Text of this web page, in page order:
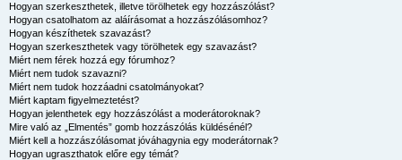
Hogyan szerkeszthetek, illetve törölhetek egy hozzászólást?
Hogyan csatolhatom az aláírásomat a hozzászólásomhoz?
Hogyan készíthetek szavazást?
Hogyan szerkeszthetek vagy törölhetek egy szavazást?
Miért nem férek hozzá egy fórumhoz?
Miért nem tudok szavazni?
Miért nem tudok hozzáadni csatolmányokat?
Miért kaptam figyelmeztetést?
Hogyan jelenthetek egy hozzászólást a moderátoroknak?
Mire való az „Elmentés” gomb hozzászólás küldésénél?
Miért kell a hozzászólásomat jóváhagynia egy moderátornak?
Hogyan ugraszthatok előre egy témát?